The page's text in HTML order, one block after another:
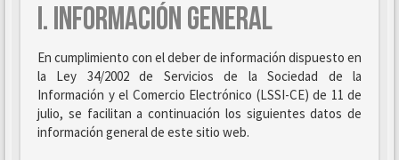
I. INFORMACIÓN GENERAL
En cumplimiento con el deber de información dispuesto en
la Ley 34/2002 de Servicios de la Sociedad de la
Información y el Comercio Electrónico (LSSI-CE) de 11 de
julio, se facilitan a continuación los siguientes datos de
información general de este sitio web.